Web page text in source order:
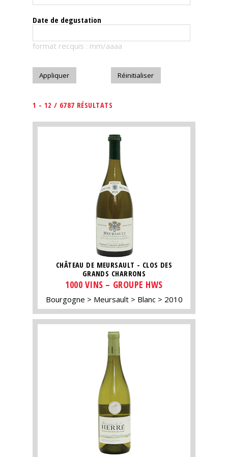
Le
magazine
Télécharger
Date de degustation
format recquis : mm/aaaa
1 - 12 / 6787 RÉSULTATS
CHÂTEAU DE MEURSAULT - CLOS DES
GRANDS CHARRONS
1000 VINS – GROUPE HWS
Bourgogne Meursault Blanc 2010